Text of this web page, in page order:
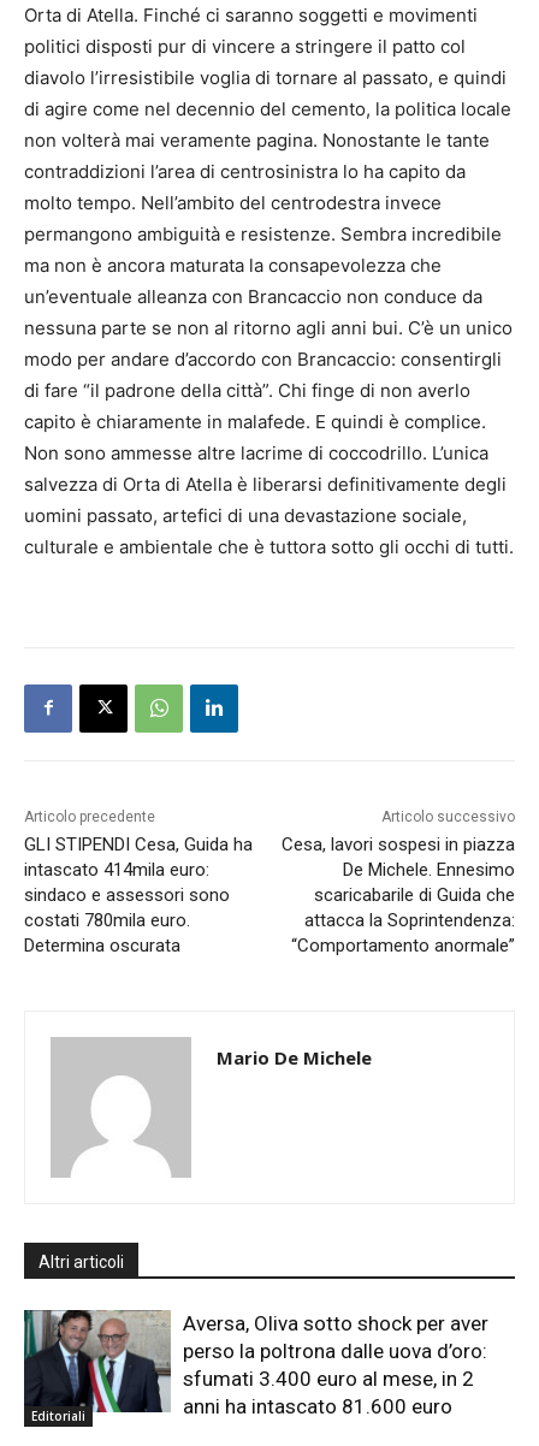
Orta di Atella. Finché ci saranno soggetti e movimenti
politici disposti pur di vincere a stringere il patto col
diavolo l’irresistibile voglia di tornare al passato, e quindi
di agire come nel decennio del cemento, la politica locale
non volterà mai veramente pagina. Nonostante le tante
contraddizioni l’area di centrosinistra lo ha capito da
molto tempo. Nell’ambito del centrodestra invece
permangono ambiguità e resistenze. Sembra incredibile
ma non è ancora maturata la consapevolezza che
un’eventuale alleanza con Brancaccio non conduce da
nessuna parte se non al ritorno agli anni bui. C’è un unico
modo per andare d’accordo con Brancaccio: consentirgli
di fare “il padrone della città”. Chi finge di non averlo
capito è chiaramente in malafede. E quindi è complice.
Non sono ammesse altre lacrime di coccodrillo. L’unica
salvezza di Orta di Atella è liberarsi definitivamente degli
uomini passato, artefici di una devastazione sociale,
culturale e ambientale che è tuttora sotto gli occhi di tutti.
Articolo precedente
GLI STIPENDI Cesa, Guida ha
intascato 414mila euro:
sindaco e assessori sono
costati 780mila euro.
Determina oscurata
Articolo successivo
Cesa, lavori sospesi in piazza
De Michele. Ennesimo
scaricabarile di Guida che
attacca la Soprintendenza:
“Comportamento anormale”
Mario De Michele
Altri articoli
Editoriali
Aversa, Oliva sotto shock per aver
perso la poltrona dalle uova d’oro:
sfumati 3.400 euro al mese, in 2
anni ha intascato 81.600 euro